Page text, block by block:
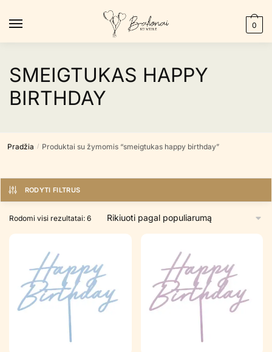
0
SMEIGTUKAS HAPPY
BIRTHDAY
Pradžia / Produktai su žymomis “smeigtukas happy birthday”
RODYTI FILTRUS
Rodomi visi rezultatai: 6Rūšiuojama
populiarumą